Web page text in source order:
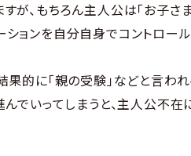
、もちろん主人公は「お子さま
ョンを自分自身でコントロー
果的に「親の受験」などと言わ
んでいってしまうと、主人公不